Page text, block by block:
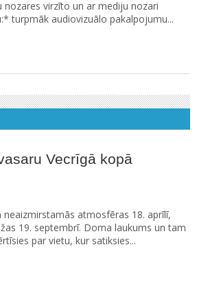
nozares virzīto un ar mediju nozari
turpmāk audiovizuālo pakalpojumu...
Vecrīgā kopā
neaizmirstamās atmosfēras 18. aprīlī,
19. septembrī. Doma laukums un tam
par vietu, kur satiksies...